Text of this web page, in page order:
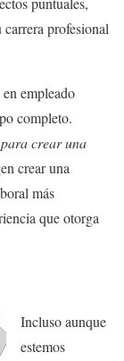
profesional
empleado
completo.
crear una
crear una
más
que otorga
Incluso aunque
estemos